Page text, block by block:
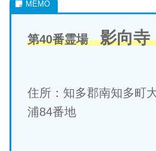
第40番霊場 影向寺
住所：知多郡南知多町
浦84番地